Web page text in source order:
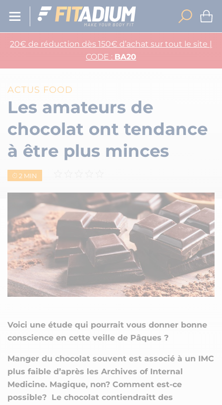
20€ de réduction dès 150€ d’achat sur tout le site |
CODE : BA20
ACTUS FOOD
Les amateurs de
chocolat ont tendance
à être plus minces
2 MIN
Voici une étude qui pourrait vous donner bonne
conscience en cette veille de Pâques ?
Manger du chocolat souvent est associé à un IMC
plus faible d’après les Archives of Internal
Medicine. Magique, non? Comment est-ce
possible? Le chocolat contiendraitt des